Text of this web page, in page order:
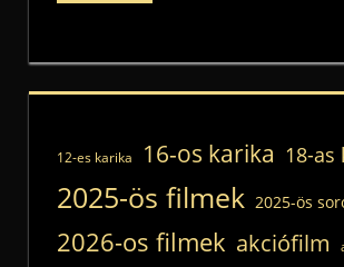
12-es karika 16-os karika 18-as
2025-ös filmek 2025-ös
2026-os filmek akciófilm